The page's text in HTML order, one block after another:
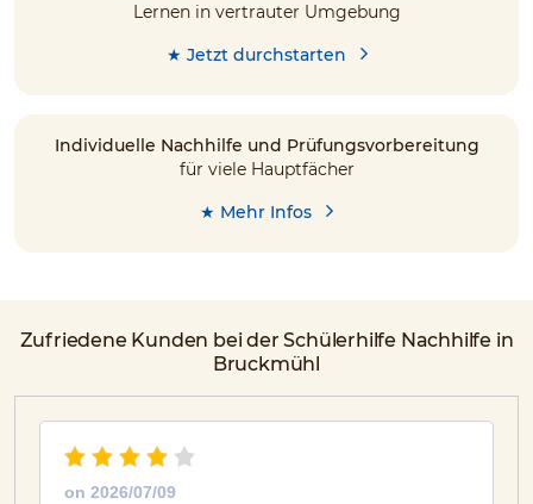
Lernen in vertrauter Umgebung
★ Jetzt durchstarten
Individuelle Nachhilfe und Prüfungsvorbereitung
für viele Hauptfächer
★ Mehr Infos
Zufriedene Kunden bei der Schülerhilfe Nachhilfe in
Bruckmühl
on 2026/07/09